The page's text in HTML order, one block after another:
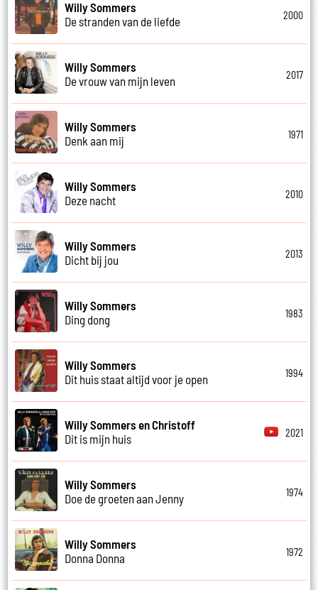
Willy Sommers
De stranden van de liefde
2000
Willy Sommers
De vrouw van mijn leven
2017
Willy Sommers
Denk aan mij
1971
Willy Sommers
Deze nacht
2010
Willy Sommers
Dicht bij jou
2013
Willy Sommers
Ding dong
1983
Willy Sommers
Dit huis staat altijd voor je open
1994
Willy Sommers en Christoff
Dit is mijn huis
2021
Willy Sommers
Doe de groeten aan Jenny
1974
Willy Sommers
Donna Donna
1972